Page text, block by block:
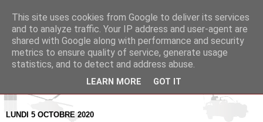
Pax Aquitania
Blog d'actualité et d'analyse stratégique
LUNDI 5 OCTOBRE 2020
This site uses cookies from Google to deliver its services
and to analyze traffic. Your IP address and user-agent are
shared with Google along with performance and security
metrics to ensure quality of service, generate usage
statistics, and to detect and address abuse.
LEARN MORE GOT IT